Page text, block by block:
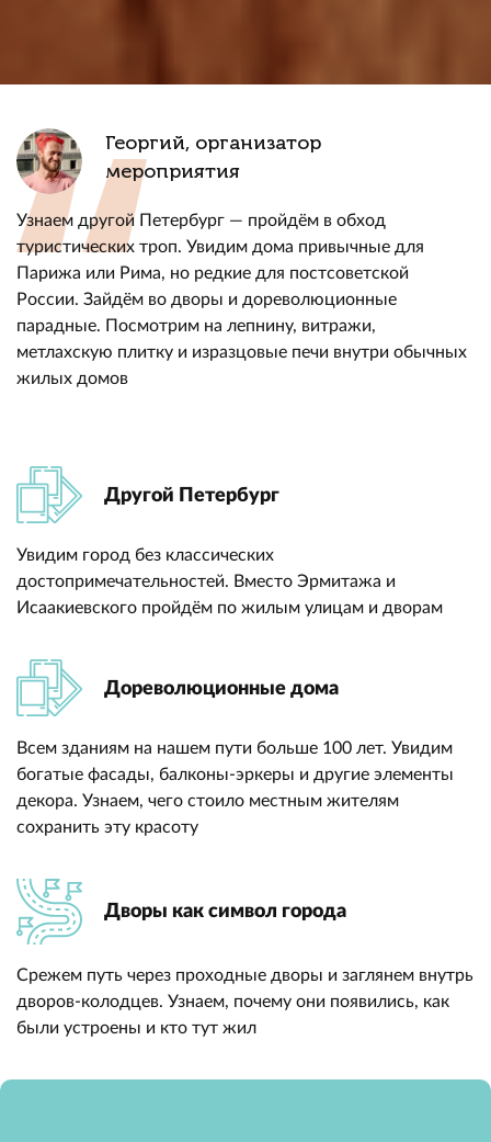
Георгий, организатор
мероприятия
Узнаем другой Петербург — пройдём в обход
туристических троп. Увидим дома привычные для
Парижа или Рима, но редкие для постсоветской
России. Зайдём во дворы и дореволюционные
парадные. Посмотрим на лепнину, витражи,
метлахскую плитку и изразцовые печи внутри обычных
жилых домов
Другой Петербург
Увидим город без классических
достопримечательностей. Вместо Эрмитажа и
Исаакиевского пройдём по жилым улицам и дворам
Дореволюционные дома
Всем зданиям на нашем пути больше 100 лет. Увидим
богатые фасады, балконы-эркеры и другие элементы
декора. Узнаем, чего стоило местным жителям
сохранить эту красоту
Дворы как символ города
Срежем путь через проходные дворы и заглянем внутрь
дворов-колодцев. Узнаем, почему они появились, как
были устроены и кто тут жил